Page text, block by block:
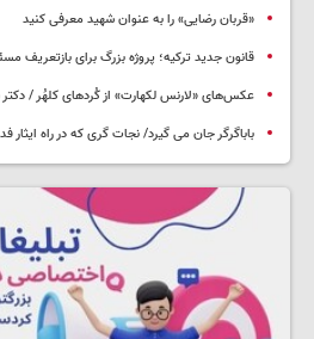
«قربان رضایی» را به عنوان شهید معرفی کنید
قانون جدید ترکیه؛ پروژه بزرگ‌ برای بازتعریف
عکس‌های «لارنس لکهارت» از کُردهای کلهُر /
باباگرگر جان می گیرد/ نجات گری که در راه ایثار